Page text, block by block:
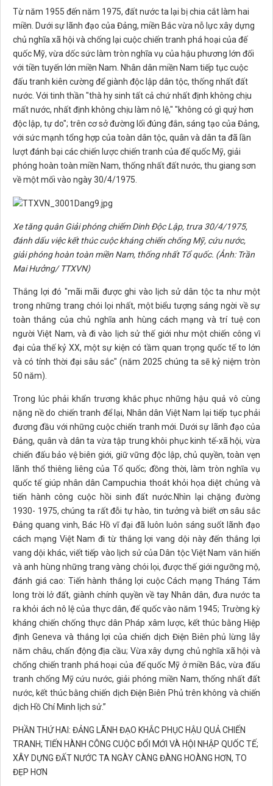
Từ năm 1955 đến năm 1975, đất nước ta lại bị chia cắt làm hai
miền. Dưới sự lãnh đạo của Đảng, miền Bắc vừa nỗ lực xây dựng
chủ nghĩa xã hội và chống lại cuộc chiến tranh phá hoại của đế
quốc Mỹ, vừa dốc sức làm tròn nghĩa vụ của hậu phương lớn đối
với tiền tuyến lớn miền Nam. Nhân dân miền Nam tiếp tục cuộc
đấu tranh kiên cường để giành độc lập dân tộc, thống nhất đất
nước. Với tinh thần "thà hy sinh tất cả chứ nhất định không chịu
mất nước, nhất định không chịu làm nô lệ," "không có gì quý hơn
độc lập, tự do"; trên cơ sở đường lối đúng đắn, sáng tạo của Đảng,
với sức mạnh tổng hợp của toàn dân tộc, quân và dân ta đã lần
lượt đánh bại các chiến lược chiến tranh của đế quốc Mỹ, giải
phóng hoàn toàn miền Nam, thống nhất đất nước, thu giang sơn
về một mối vào ngày 30/4/1975.
Xe tăng quân Giải phóng chiếm Dinh Độc Lập, trưa 30/4/1975,
đánh dấu việc kết thúc cuộc kháng chiến chống Mỹ, cứu nước,
giải phóng hoàn toàn miền Nam, thống nhất Tổ quốc. (Ảnh: Trần
Mai Hưởng/ TTXVN)
Thắng lợi đó "mãi mãi được ghi vào lịch sử dân tộc ta như một
trong những trang chói lọi nhất, một biểu tượng sáng ngời về sự
toàn thắng của chủ nghĩa anh hùng cách mạng và trí tuệ con
người Việt Nam, và đi vào lịch sử thế giới như một chiến công vĩ
đại của thế kỷ XX, một sự kiện có tầm quan trọng quốc tế to lớn
và có tính thời đại sâu sắc" (năm 2025 chúng ta sẽ kỷ niệm tròn
50 năm).
Trong lúc phải khẩn trương khắc phục những hậu quả vô cùng
nặng nề do chiến tranh để lại, Nhân dân Việt Nam lại tiếp tục phải
đương đầu với những cuộc chiến tranh mới. Dưới sự lãnh đạo của
Đảng, quân và dân ta vừa tập trung khôi phục kinh tế-xã hội, vừa
chiến đấu bảo vệ biên giới, giữ vững độc lập, chủ quyền, toàn vẹn
lãnh thổ thiêng liêng của Tổ quốc; đồng thời, làm tròn nghĩa vụ
quốc tế giúp nhân dân Campuchia thoát khỏi họa diệt chủng và
tiến hành công cuộc hồi sinh đất nước.Nhìn lại chặng đường
1930- 1975, chúng ta rất đỗi tự hào, tin tưởng và biết ơn sâu sắc
Đảng quang vinh, Bác Hồ vĩ đại đã luôn luôn sáng suốt lãnh đạo
cách mạng Việt Nam đi từ thắng lợi vang dội này đến thắng lợi
vang dội khác, viết tiếp vào lịch sử của Dân tộc Việt Nam văn hiến
và anh hùng những trang vàng chói lọi, được thế giới ngưỡng mộ,
đánh giá cao: Tiến hành thắng lợi cuộc Cách mạng Tháng Tám
long trời lở đất, giành chính quyền về tay Nhân dân, đưa nước ta
ra khỏi ách nô lệ của thực dân, đế quốc vào năm 1945; Trường kỳ
kháng chiến chống thực dân Pháp xâm lược, kết thúc bằng Hiệp
định Geneva và thắng lợi của chiến dịch Điện Biên phủ lừng lẫy
năm châu, chấn động địa cầu; Vừa xây dựng chủ nghĩa xã hội và
chống chiến tranh phá hoại của đế quốc Mỹ ở miền Bắc, vừa đấu
tranh chống Mỹ cứu nước, giải phóng miền Nam, thống nhất đất
nước, kết thúc bằng chiến dịch Điện Biên Phủ trên không và chiến
dịch Hồ Chí Minh lịch sử.”
PHẦN THỨ HAI: ĐẢNG LÃNH ĐẠO KHẮC PHỤC HẬU QUẢ CHIẾN
TRANH; TIẾN HÀNH CÔNG CUỘC ĐỔI MỚI VÀ HỘI NHẬP QUỐC TẾ;
XÂY DỰNG ĐẤT NƯỚC TA NGÀY CÀNG ĐÀNG HOÀNG HƠN, TO
ĐẸP HƠN